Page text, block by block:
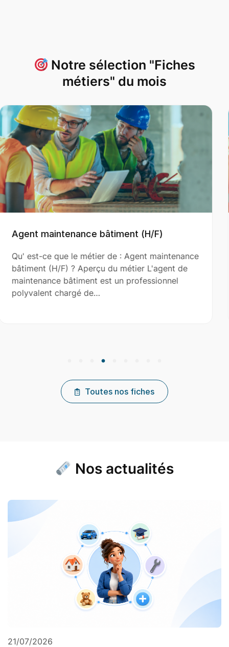
Notre sélection "Fiches
métiers" du mois
F)
maintenance
L'agent de
Aide Couvreur (H/F)
Qu' est-ce que le métier de :
(H/F) ? Aperçu du métier L'aide
le couvreur principal dans
Toutes nos fiches
Nos actualités
21/07/2026